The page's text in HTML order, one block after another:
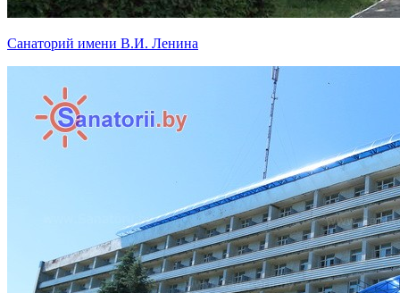
Санаторий имени В.И. Ленина